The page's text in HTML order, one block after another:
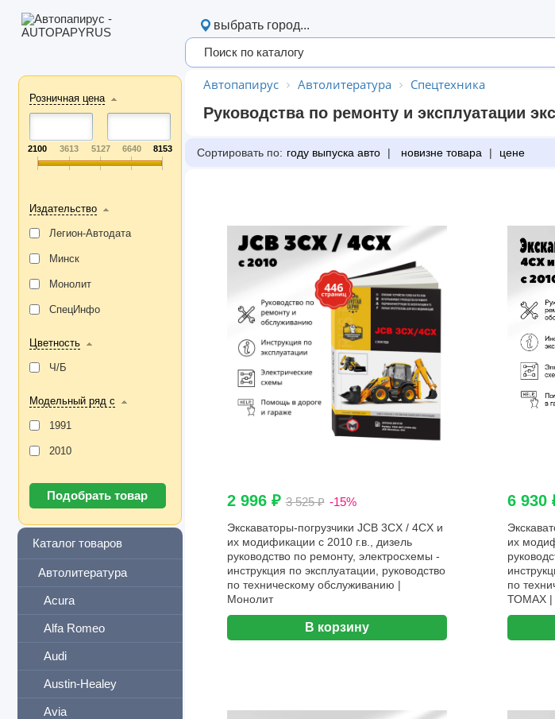
Розничная цена
2100 3613 5127 6640 8153
Издательство
Легион-Aвтодата
Минск
Монолит
СпецИнфо
Цветность
Ч/Б
Модельный ряд с
1991
2010
Каталог товаров
Автолитература
Acura
Alfa Romeo
Audi
Austin-Healey
Avia
выбрать город...
Автопапирус Автолитература Спецтехника
Руководства по ремонту и эксплуатации
Сортировать по: году выпуска авто | новизне товара | цене
2 996 ₽3 525 ₽ -15%
Экскаваторы-погрузчики JCB 3CX / 4CX и
их модификации с 2010 г.в., дизель
руководство по ремонту, электросхемы -
инструкция по эксплуатации, руководство
по техническому обслуживанию |
Монолит
В корзину
6 930
их
по
ТОМАХ |